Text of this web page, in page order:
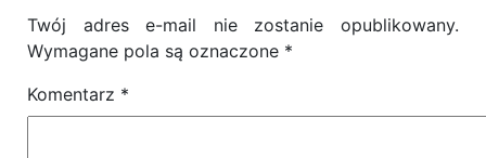
Twój adres e-mail nie zostanie opublikowany.
Wymagane pola są oznaczone *
Komentarz *